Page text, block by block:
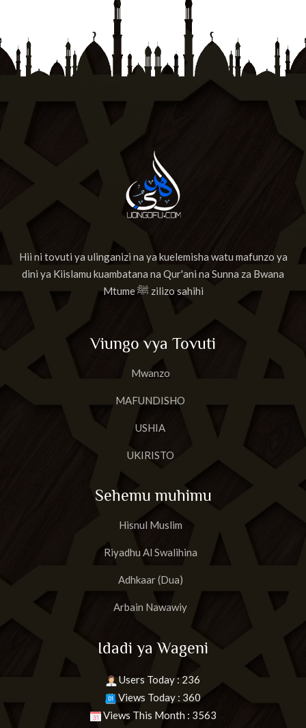
Hii ni tovuti ya ulinganizi na ya kuelemisha watu mafunzo ya
dini ya Kiislamu kuambatana na Qur'ani na Sunna za Bwana
Mtume ﷺ zilizo sahihi
Viungo vya Tovuti
Mwanzo
MAFUNDISHO
USHIA
UKIRISTO
Sehemu muhimu
Hisnul Muslim
Riyadhu Al Swalihina
Adhkaar (Dua)
Arbain Nawawiy
Idadi ya Wageni
Users Today : 236
Views Today : 360
Views This Month : 3563